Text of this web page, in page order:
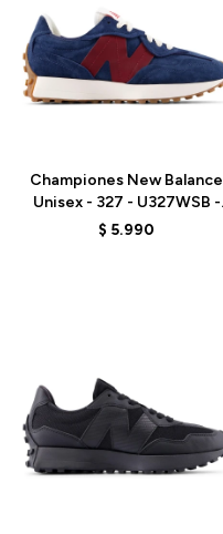
Championes New Balance
Unisex - 327 - U327WSB -
NAVY
$ 5.990